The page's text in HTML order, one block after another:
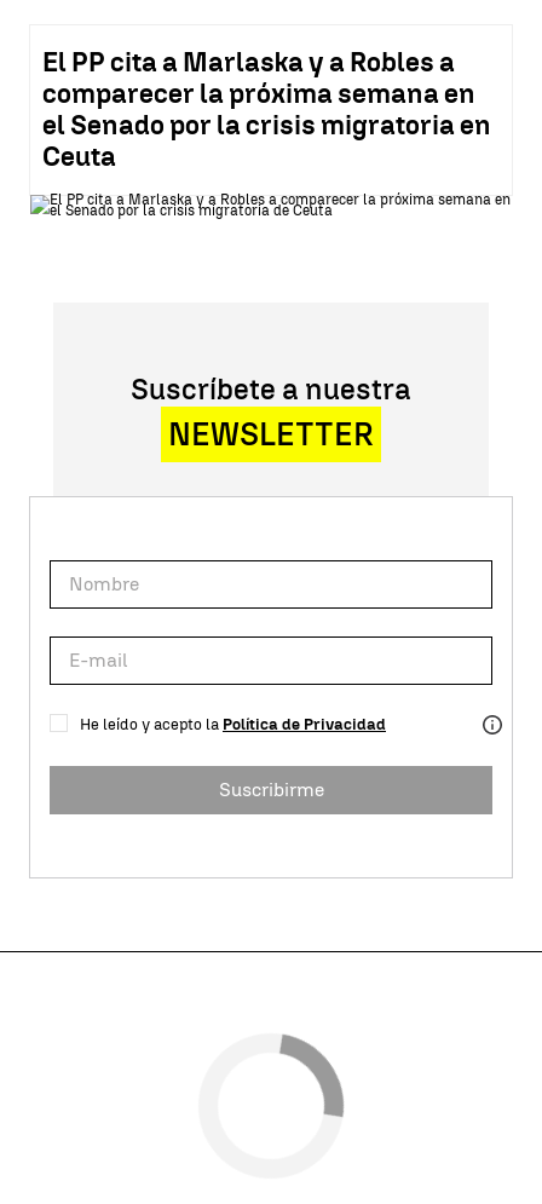
El PP cita a Marlaska y a Robles a
comparecer la próxima semana en
el Senado por la crisis migratoria en
Ceuta
Suscríbete a nuestra
NEWSLETTER
He leído y acepto la Política de Privacidad
Suscribirme